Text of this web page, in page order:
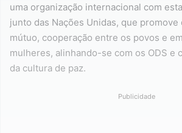
uma organização internacional com
junto das Nações Unidas, que
mútuo, cooperação entre os povos e
mulheres, alinhando-se com os ODS e
da cultura de paz.
Publicidade